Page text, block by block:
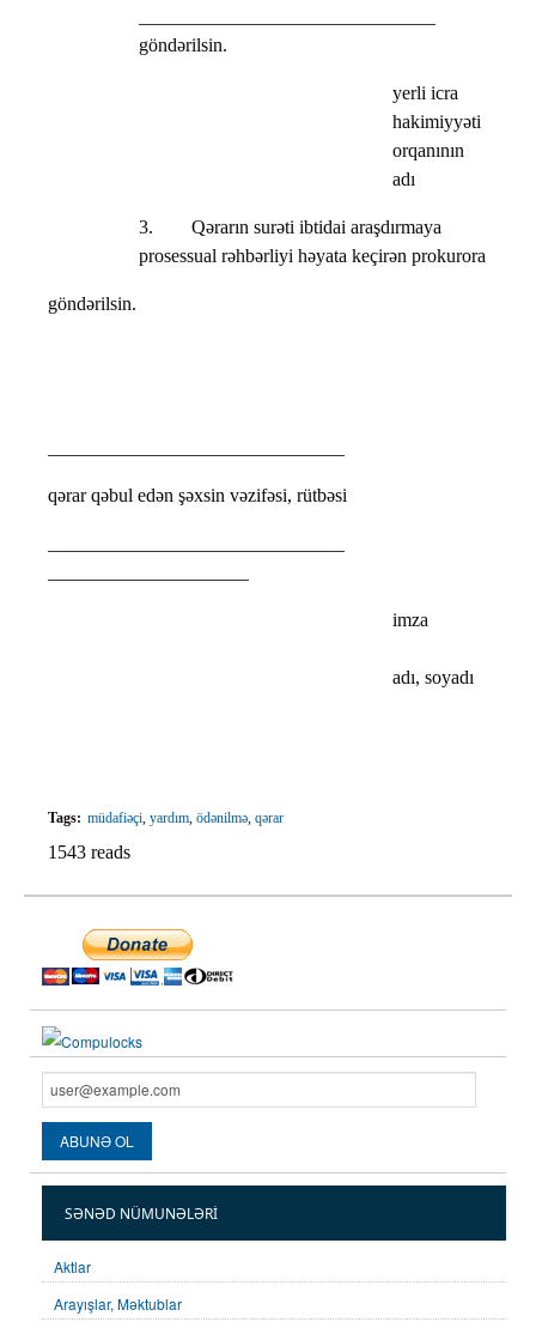
göndərilsin.
yerli icra
hakimiyyəti
orqanının
adı
3. Qərarın surəti ibtidai araşdırmaya
prosessual rəhbərliyi həyata keçirən prokurora
göndərilsin.
qərar qəbul edən şəxsin vəzifəsi, rütbəsi
imza
adı, soyadı
Tags: müdafiəçi, yardım, ödənilmə, qərar
1543 reads
SƏNƏD NÜMUNƏLƏRI
Aktlar
Arayışlar, Məktublar